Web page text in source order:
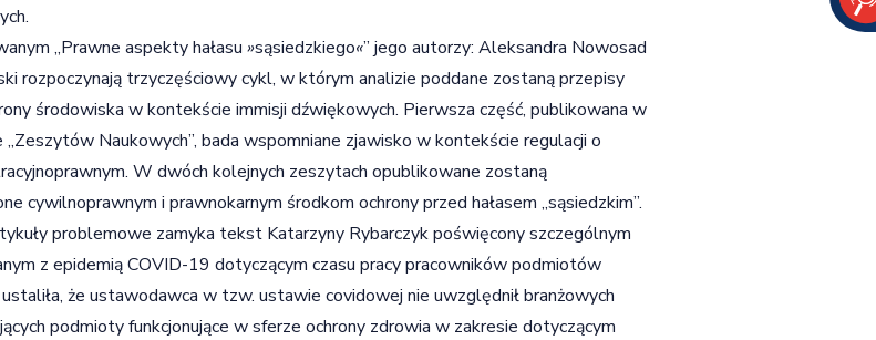
„Prawne aspekty hałasu»sąsiedzkiego«” jego autorzy: Aleksandra Nowosad
rozpoczynają trzyczęściowy cykl, w którym analizie poddane zostaną przepisy
środowiska w kontekście immisji dźwiękowych. Pierwsza część, publikowana w
„Zeszytów Naukowych”, bada wspomniane zjawisko w kontekście regulacji o
W dwóch kolejnych zeszytach opublikowane zostaną
cywilnoprawnym i prawnokarnym środkom ochrony przed hałasem „sąsiedzkim”.
problemowe zamyka tekst Katarzyny Rybarczyk poświęcony szczególnym
z epidemią COVID-19 dotyczącym czasu pracy pracowników podmiotów
że ustawodawca w tzw. ustawie covidowej nie uwzględnił branżowych
podmioty funkcjonujące w sferze ochrony zdrowia w zakresie dotyczącym